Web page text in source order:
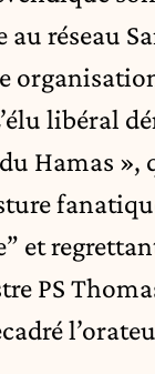
au réseau
libéral
Hamas »,
et
PS